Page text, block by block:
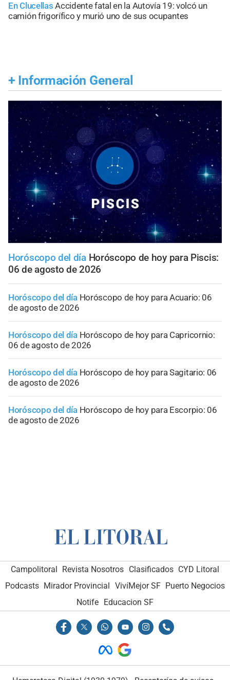
En Clucellas Accidente fatal en la Autovía 19: volcó un
camión frigorífico y murió uno de sus ocupantes
+ Información General
Horóscopo del día Horóscopo de hoy para Piscis:
06 de agosto de 2026
Horóscopo del día Horóscopo de hoy para Acuario: 06
de agosto de 2026
Horóscopo del día Horóscopo de hoy para Capricornio:
06 de agosto de 2026
Horóscopo del día Horóscopo de hoy para Sagitario: 06
de agosto de 2026
Horóscopo del día Horóscopo de hoy para Escorpio: 06
de agosto de 2026
Campolitoral Revista Nosotros Clasificados CYD Litoral
Podcasts Mirador Provincial VivíMejor SF Puerto Negocios
Notife Educacion SF